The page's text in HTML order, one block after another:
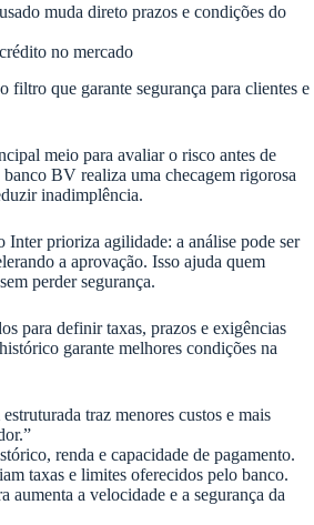
muda direto prazos e condições do
no mercado
filtro que garante segurança para clientes e
meio para avaliar o risco antes de
BV realiza uma checagem rigorosa
inadimplência.
Inter prioriza agilidade: a análise pode ser
a aprovação. Isso ajuda quem
perder segurança.
para definir taxas, prazos e exigências
garante melhores condições na
traz menores custos e mais
renda e capacidade de pagamento.
taxas e limites oferecidos pelo banco.
aumenta a velocidade e a segurança da